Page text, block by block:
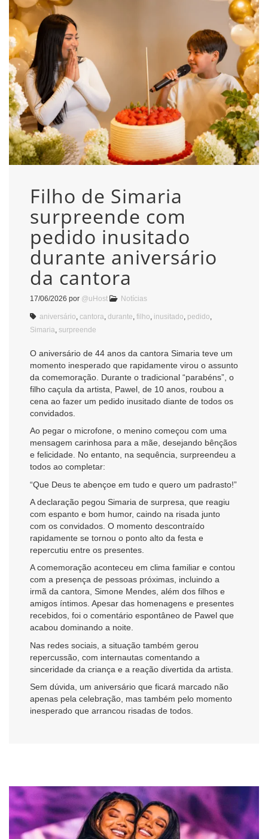
Filho de Simaria
surpreende com
pedido inusitado
durante aniversário
da cantora
17/06/2026 por @uHost Notícias
aniversário, cantora, durante, filho, inusitado, pedido,
Simaria, surpreende
O aniversário de 44 anos da cantora Simaria teve um
momento inesperado que rapidamente virou o assunto
da comemoração. Durante o tradicional “parabéns”, o
filho caçula da artista, Pawel, de 10 anos, roubou a
cena ao fazer um pedido inusitado diante de todos os
convidados.
Ao pegar o microfone, o menino começou com uma
mensagem carinhosa para a mãe, desejando bênçãos
e felicidade. No entanto, na sequência, surpreendeu a
todos ao completar:
“Que Deus te abençoe em tudo e quero um padrasto!”
A declaração pegou Simaria de surpresa, que reagiu
com espanto e bom humor, caindo na risada junto
com os convidados. O momento descontraído
rapidamente se tornou o ponto alto da festa e
repercutiu entre os presentes.
A comemoração aconteceu em clima familiar e contou
com a presença de pessoas próximas, incluindo a
irmã da cantora, Simone Mendes, além dos filhos e
amigos íntimos. Apesar das homenagens e presentes
recebidos, foi o comentário espontâneo de Pawel que
acabou dominando a noite.
Nas redes sociais, a situação também gerou
repercussão, com internautas comentando a
sinceridade da criança e a reação divertida da artista.
Sem dúvida, um aniversário que ficará marcado não
apenas pela celebração, mas também pelo momento
inesperado que arrancou risadas de todos.